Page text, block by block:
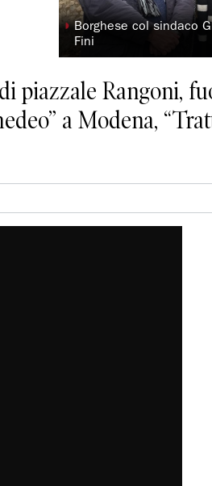
◗Borghese col sindaco
Fini
piazzale Rangoni,
a Modena,